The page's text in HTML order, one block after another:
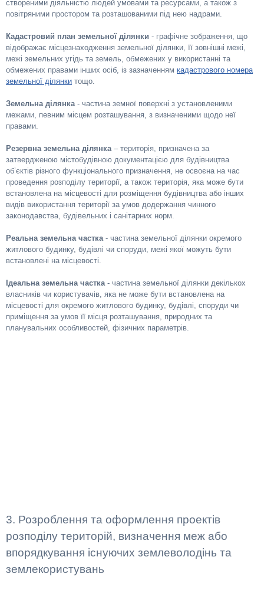
створеними діяльністю людей умовами та ресурсами, а також з
повітряними простором та розташованими під нею надрами.
Кадастровий план земельної ділянки - графічне зображення, що
відображає місцезнаходження земельної ділянки, її зовнішні межі,
межі земельних угідь та земель, обмежених у використанні та
обмежених правами інших осіб, із зазначенням кадастрового номера
земельної ділянки тощо.
Земельна ділянка - частина земної поверхні з установленими
межами, певним місцем розташування, з визначеними щодо неї
правами.
Резервна земельна ділянка – територія, призначена за
затвердженою містобудівною документацією для будівництва
об’єктів різного функціонального призначення, не освоєна на час
проведення розподілу території, а також територія, яка може бути
встановлена на місцевості для розміщення будівництва або інших
видів використання території за умов додержання чинного
законодавства, будівельних і санітарних норм.
Реальна земельна частка - частина земельної ділянки окремого
житлового будинку, будівлі чи споруди, межі якої можуть бути
встановлені на місцевості.
Ідеальна земельна частка - частина земельної ділянки декількох
власників чи користувачів, яка не може бути встановлена на
місцевості для окремого житлового будинку, будівлі, споруди чи
приміщення за умов її місця розташування, природних та
планувальних особливостей, фізичних параметрів.
3. Розроблення та оформлення проектів
розподілу територій, визначення меж або
впорядкування існуючих землеволодінь та
землекористувань